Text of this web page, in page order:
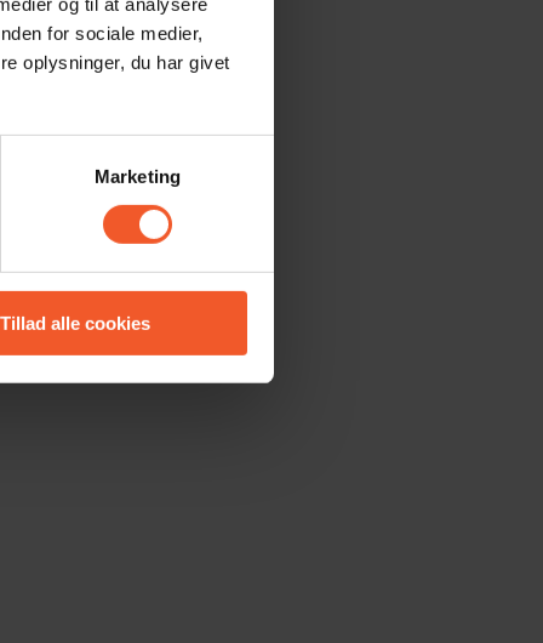
for sociale medier,
oplysninger, du har givet
Marketing
Tillad alle cookies